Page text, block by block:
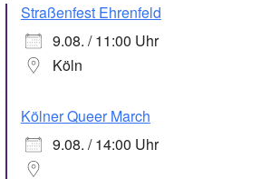
Straßenfest Ehrenfeld
9.08. / 11:00 Uhr
Köln
Kölner Queer March
9.08. / 14:00 Uhr